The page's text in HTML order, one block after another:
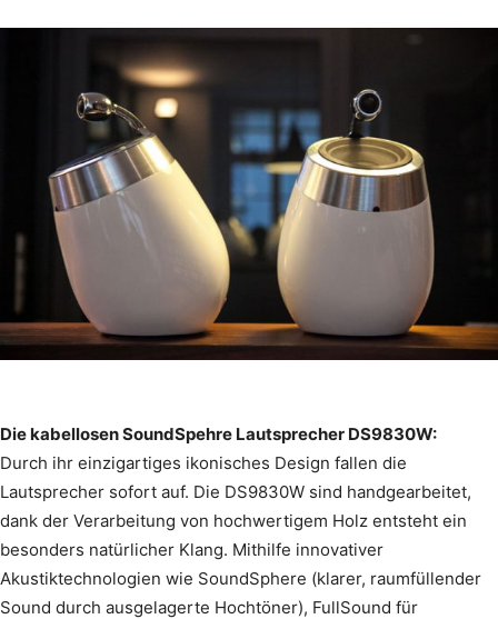
Die kabellosen SoundSpehre Lautsprecher DS9830W:
Durch ihr einzigartiges ikonisches Design fallen die
Lautsprecher sofort auf. Die DS9830W sind handgearbeitet,
dank der Verarbeitung von hochwertigem Holz entsteht ein
besonders natürlicher Klang. Mithilfe innovativer
Akustiktechnologien wie SoundSphere (klarer, raumfüllender
Sound durch ausgelagerte Hochtöner), FullSound für